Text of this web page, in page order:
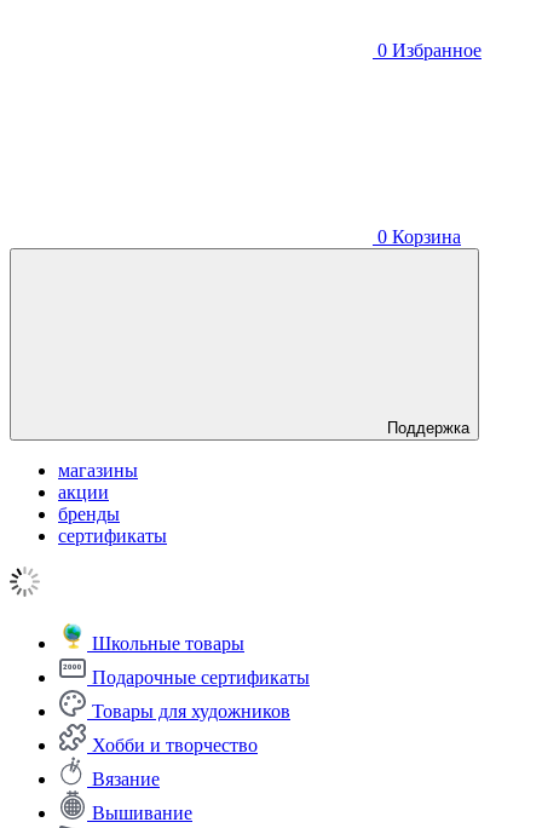
0 Избранное
0 Корзина
Поддержка
магазины
акции
бренды
сертификаты
Школьные товары
Подарочные сертификаты
Товары для художников
Хобби и творчество
Вязание
Вышивание